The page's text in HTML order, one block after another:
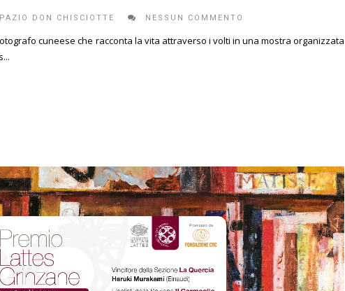
DON CHISCIOTTE NESSUN COMMENTO
cuneese che racconta la vita attraverso i volti in una mostra organizzata